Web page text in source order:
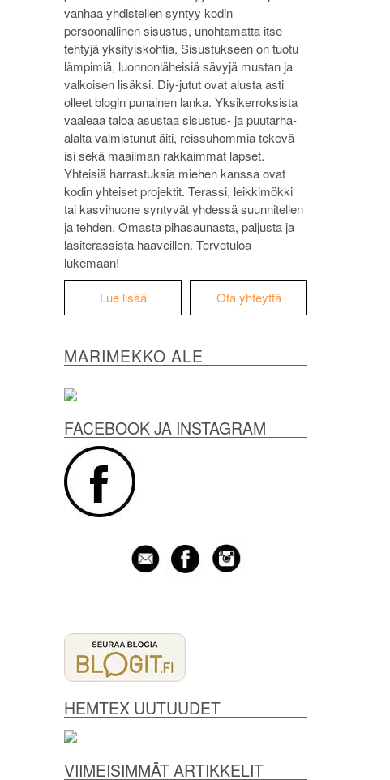
vanhaa yhdistellen syntyy kodin
persoonallinen sisustus, unohtamatta itse
tehtyjä yksityiskohtia. Sisustukseen on tuotu
lämpimiä, luonnonläheisiä sävyjä mustan ja
valkoisen lisäksi. Diy-jutut ovat alusta asti
olleet blogin punainen lanka. Yksikerroksista
vaaleaa taloa asustaa sisustus- ja puutarha-
alalta valmistunut äiti, reissuhommia tekevä
isi sekä maailman rakkaimmat lapset.
Yhteisiä harrastuksia miehen kanssa ovat
kodin yhteiset projektit. Terassi, leikkimökki
tai kasvihuone syntyvät yhdessä suunnitellen
ja tehden. Omasta pihasaunasta, paljusta ja
lasiterassista haaveillen. Tervetuloa
lukemaan!
Lue lisää Ota yhteyttä
MARIMEKKO ALE
FACEBOOK JA INSTAGRAM
HEMTEX UUTUUDET
VIIMEISIMMÄT ARTIKKELIT